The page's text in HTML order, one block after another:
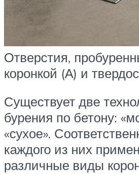
Отверстия,
коронкой (А) и
Существует две
бурения по бетону:
«сухое».
каждого из них
различные виды